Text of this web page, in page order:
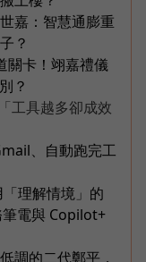
嘉：智慧通膨重
？
關卡！翊嘉禮儀
？
工具越多卻成效
、自動跑完工
理解情境」的
電與 Copilot+
調的二代鄭平，